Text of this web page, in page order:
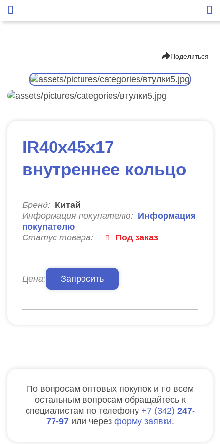
Поделиться
IR40х45х17
внутреннее кольцо
Бренд: Китай
Информация покупателю: Информация
покупателю
Статус товара:
Под заказ
Цена: Запросить
По вопросам оптовых покупок и по всем
остальным вопросам обращайтесь к
специалистам по телефону
7 342 247-
77-97 или через форму заявки.